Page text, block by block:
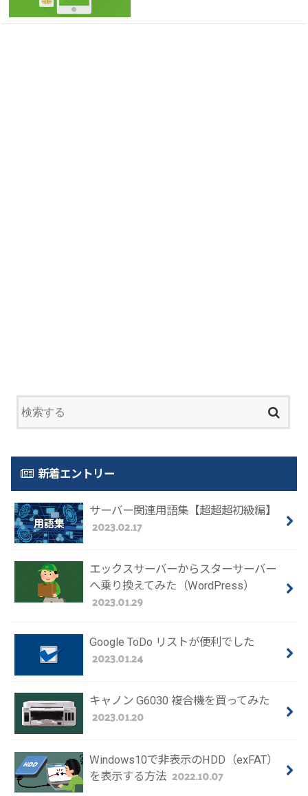
新着エントリー
サーバー関連用語集【超超超初級編】
2023.02.17
エックスサーバーからスターサーバー
へ乗り換えてみた（WordPress）
2023.01.29
Google ToDo リストが便利でした
2023.01.24
キャノン G6030 複合機を買ってみた
2023.01.20
Windows10で非表示のHDD（exFAT）
を表示する方法 2022.10.07